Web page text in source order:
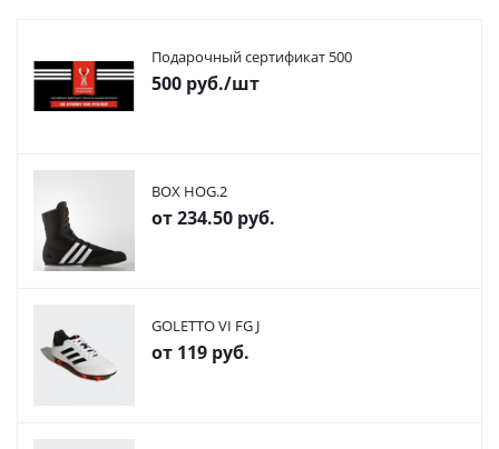
Подарочный сертификат 500
500 руб./шт
BOX HOG.2
от234.50 руб.
GOLETTO VI FG J
от 119 руб.